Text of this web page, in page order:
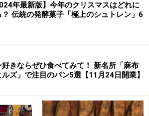
のものです。最新の内容をご確認くださ
データは、取材時または記事公開時点で
1/ 5 次のページへ
年最新版】今年のクリスマスはどれに
？ 伝統の発酵菓子「極上のシュトレン」6
好きならぜひ食べてみて！ 新名所「麻布
ルズ」で注目のパン5選【11月24日開業】